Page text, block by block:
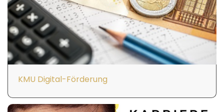
KMU Digital-Förderung